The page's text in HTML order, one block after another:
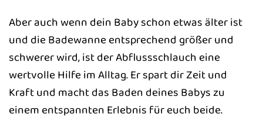
Aber auch wenn dein Baby schon etwas älter ist
und die Badewanne entsprechend größer und
schwerer wird, ist der Abflussschlauch eine
wertvolle Hilfe im Alltag. Er spart dir Zeit und
Kraft und macht das Baden deines Babys zu
einem entspannten Erlebnis für euch beide.